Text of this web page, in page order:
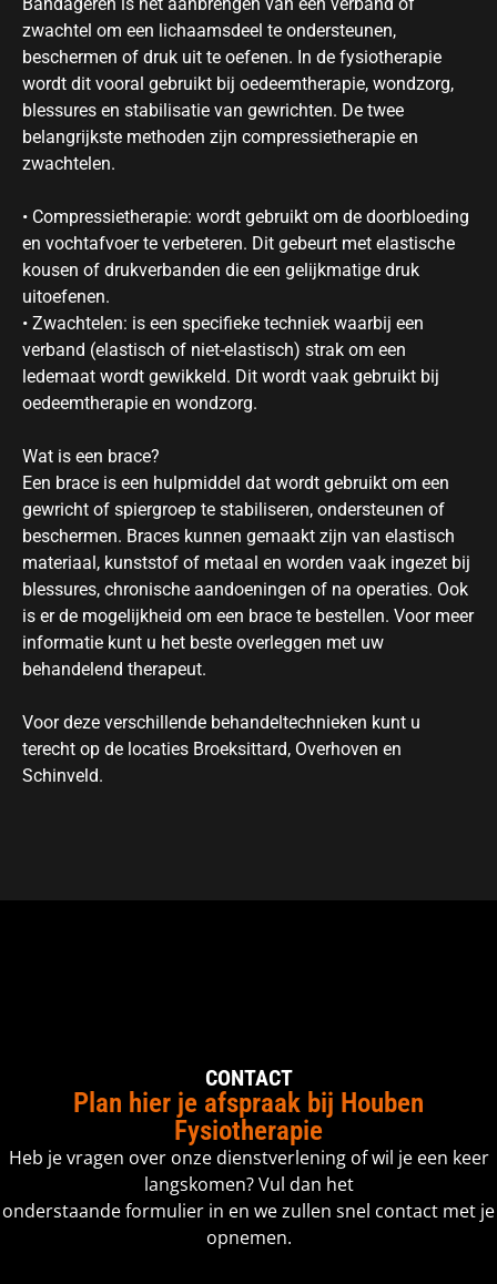
zwachtel om een lichaamsdeel te ondersteunen,
beschermen of druk uit te oefenen. In de fysiotherapie
wordt dit vooral gebruikt bij oedeemtherapie, wondzorg,
blessures en stabilisatie van gewrichten. De twee
belangrijkste methoden zijn compressietherapie en
zwachtelen.
• Compressietherapie: wordt gebruikt om de doorbloeding
en vochtafvoer te verbeteren. Dit gebeurt met elastische
kousen of drukverbanden die een gelijkmatige druk
uitoefenen.
• Zwachtelen: is een specifieke techniek waarbij een
verband (elastisch of niet-elastisch) strak om een
ledemaat wordt gewikkeld. Dit wordt vaak gebruikt bij
oedeemtherapie en wondzorg.
Wat is een brace?
Een brace is een hulpmiddel dat wordt gebruikt om een
gewricht of spiergroep te stabiliseren, ondersteunen of
beschermen. Braces kunnen gemaakt zijn van elastisch
materiaal, kunststof of metaal en worden vaak ingezet bij
blessures, chronische aandoeningen of na operaties. Ook
is er de mogelijkheid om een brace te bestellen. Voor meer
informatie kunt u het beste overleggen met uw
behandelend therapeut.
Voor deze verschillende behandeltechnieken kunt u
terecht op de locaties Broeksittard, Overhoven en
Schinveld.
CONTACT
Plan hier je afspraak bij Houben
Fysiotherapie
Heb je vragen over onze dienstverlening of wil je een keer
langskomen? Vul dan het
onderstaande formulier in en we zullen snel contact met je
opnemen.